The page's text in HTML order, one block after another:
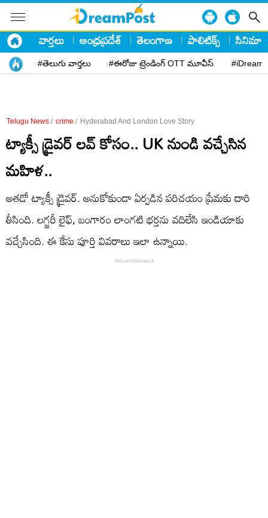
వార్తలు ఆంధ్రప్రదేశ్ తెలంగాణ పాలిటిక్స్ సినిమా
#తెలుగు వార్తలు #ఈరోజు ట్రెండింగ్ OTT మూవీస్
Telugu News / crime / Hyderabad And London Love Story
ట్యాక్సీ డ్రైవర్ లవ్ కోసం.. UK నుండి వచ్చేసిన
మహిళ..
అతడో ట్యాక్సీ డ్రైవర్. అనుకోకుండా ఏర్పడిన పరిచయం ప్రేమకు దారి
తీసింది. లగ్జరీ లైఫ్, బంగారం లాంగటి భర్తను వదిలేసి ఇండియాకు
వచ్చేసింది. ఈ కేసు పూర్తి వివరాలు ఇలా ఉన్నాయి.